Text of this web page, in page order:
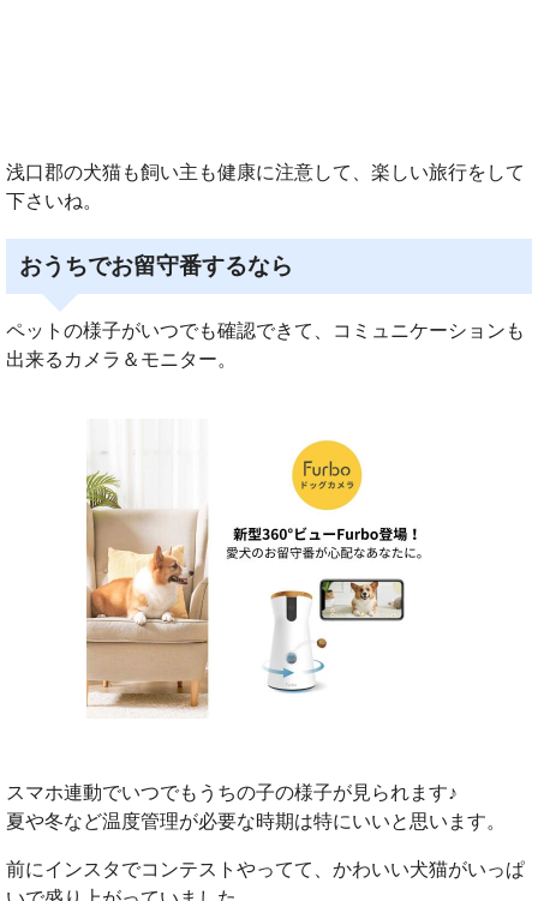
浅口郡の犬猫も飼い主も健康に注意して、楽しい旅行をして
下さいね。
おうちでお留守番するなら
ペットの様子がいつでも確認できて、コミュニケーションも
出来るカメラ＆モニター。
スマホ連動でいつでもうちの子の様子が見られます♪
夏や冬など温度管理が必要な時期は特にいいと思います。
前にインスタでコンテストやってて、かわいい犬猫がいっぱ